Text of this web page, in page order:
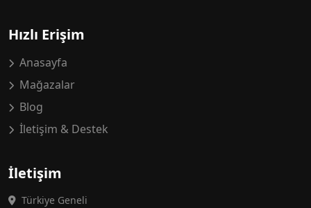
Hızlı Erişim
Anasayfa
Mağazalar
Blog
İletişim & Destek
İletişim
Türkiye Geneli